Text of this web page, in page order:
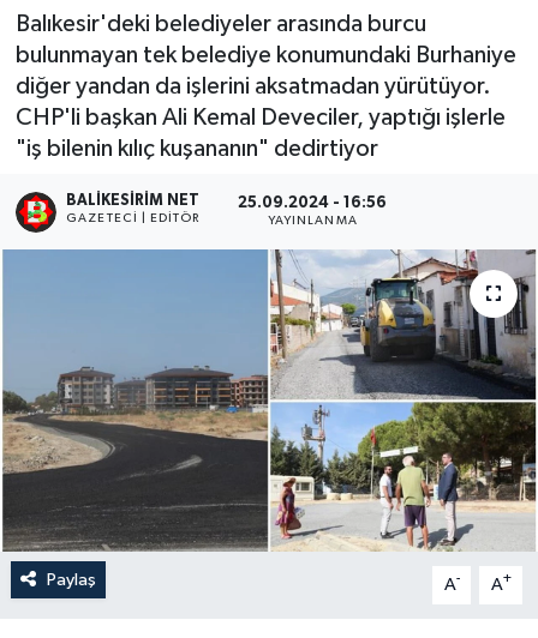
Balıkesir'deki belediyeler arasında burcu
bulunmayan tek belediye konumundaki Burhaniye
diğer yandan da işlerini aksatmadan yürütüyor.
CHP'li başkan Ali Kemal Deveciler, yaptığı işlerle
"iş bilenin kılıç kuşananın" dedirtiyor
BALIKESIRIM NET
GAZETECI | EDITÖR
25.09.2024 - 16:56
YAYINLANMA
Paylaş A- A+